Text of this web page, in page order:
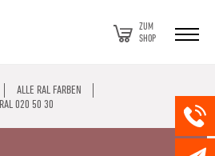
ZUM
SHOP
ALLE RAL FARBEN
RAL 020 50 30